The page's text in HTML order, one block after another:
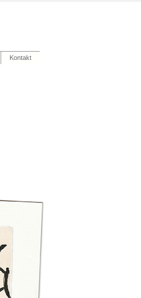
Kontakt